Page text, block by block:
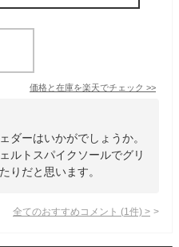
価格と在庫を楽天でチェック >>
ーはいかがでしょうか。
ルトスパイクソールでグリ
りだと思います。
全てのおすすめコメント (1 件) >